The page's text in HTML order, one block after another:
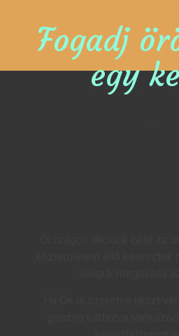
Fogadj
egy